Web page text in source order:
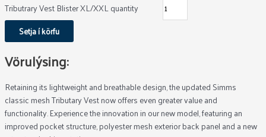
Tributrary Vest Blister XL/XXL quantity
Setja í körfu
Vörulýsing:
Retaining its lightweight and breathable design, the updated Simms
classic mesh Tributary Vest now offers even greater value and
functionality. Experience the innovation in our new model, featuring an
improved pocket structure, polyester mesh exterior back panel and a new